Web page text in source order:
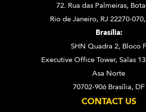
72. Rua das Palmeiras,
Rio de Janeiro, RJ 22270-070,
Brasília:
SHN Quadra 2, Bloco F
Executive Office Tower, Salas
Asa Norte
70702-906 Brasília, DF
CONTACT US